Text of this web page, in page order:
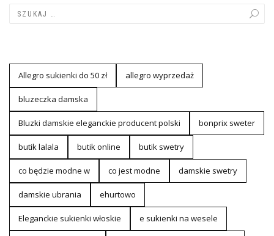
Allegro sukienki do 50 zł allegro wyprzedaż
bluzeczka damska
Bluzki damskie eleganckie producent polski bonprix sweter
butik lalala butik online butik swetry
co będzie modne w co jest modne damskie swetry
damskie ubrania ehurtowo
Eleganckie sukienki włoskie e sukienki na wesele